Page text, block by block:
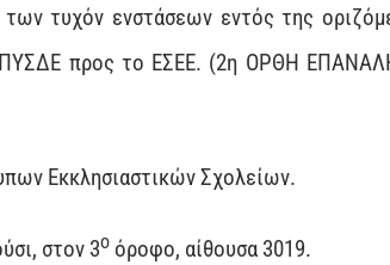
τυχόν ενστάσεων εντός της
ΠΥΣΔΕ προς το ΕΣΕΕ. (2η ΟΡΘΗ
Εκκλησιαστικών Σχολείων.
στον 3ο όροφο, αίθουσα 3019.